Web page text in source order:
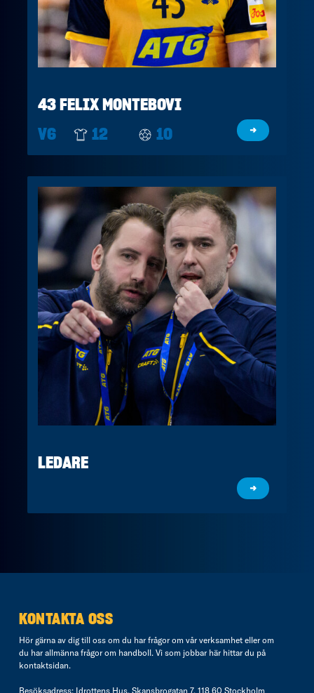
43 FELIX MONTEBOVI
V6
12 10 →
LEDARE
→
KONTAKTA OSS
Hör gärna av dig till oss om du har frågor om vår verksamhet eller om
du har allmänna frågor om handboll. Vi som jobbar här hittar du på
kontaktsidan.
Besöksadress: Idrottens Hus, Skansbrogatan 7, 118 60 Stockholm